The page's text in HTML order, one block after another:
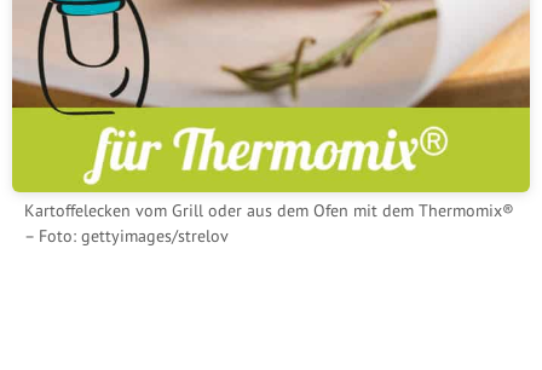
Kartoffelecken vom Grill oder aus dem Ofen mit dem Thermomix®
– Foto: gettyimages/strelov